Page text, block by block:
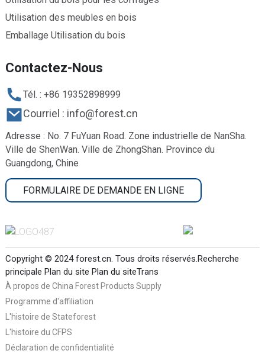
Utilisation des meubles en bois
Emballage Utilisation du bois
Contactez-Nous
Tél. : +86 19352898999
Courriel : info@forest.cn
Adresse : No. 7 FuYuan Road. Zone industrielle de NanSha.
Ville de ShenWan. Ville de ZhongShan. Province du
Guangdong, Chine
FORMULAIRE DE DEMANDE EN LIGNE
Copyright © 2024 forest.cn. Tous droits réservés.Recherche
principale Plan du site Plan du siteTrans
À propos de China Forest Products Supply
Programme d'affiliation
L'histoire de Stateforest
L'histoire du CFPS
Déclaration de confidentialité